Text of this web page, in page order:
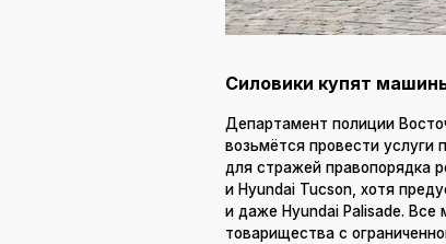
Силовики купят
Департамент полиции
возьмётся провести услуги
для стражей правопорядка
и Hyundai Tucson, хотя
и даже Hyundai Palisade.
товарищества с